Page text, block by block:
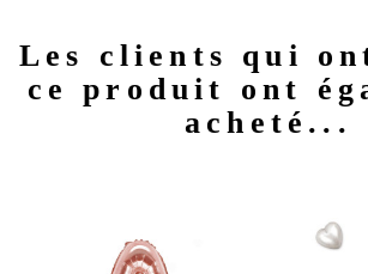
Les clients qui
ce produit ont
acheté...